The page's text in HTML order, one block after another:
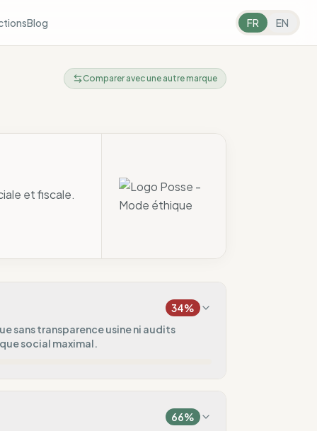
Blog FR EN
Comparer avec une autre marque
et fiscale.
34%
sans transparence usine ni audits
social maximal.
66%